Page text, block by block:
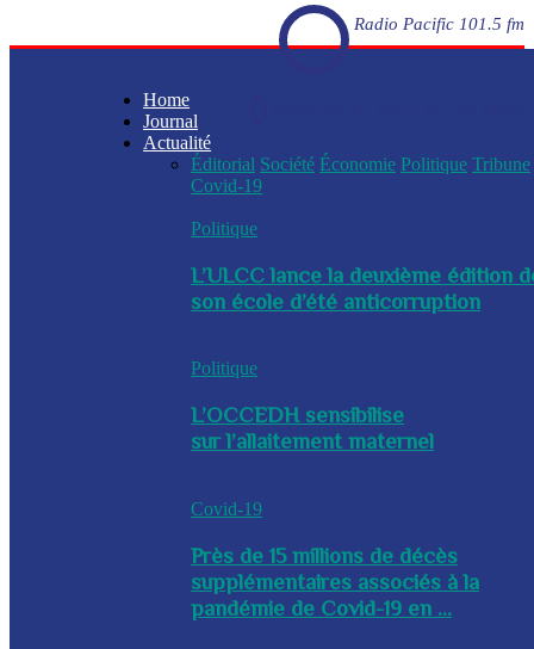
Radio Pacific 101.5 fm
Home
Journal
Actualité
Éditorial Société Économie Politique Tribune
Covid-19
Politique
L’ULCC lance la deuxième édition
son école d’été anticorruption
Politique
L’OCCEDH sensibilise
sur l’allaitement maternel
Covid-19
Près de 15 millions de décès
supplémentaires associés à la
pandémie de Covid-19 en ...